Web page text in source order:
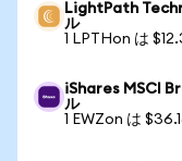
LightPath
ル
1 LPTHon は
iShares MSCI
ル
1 EWZon は